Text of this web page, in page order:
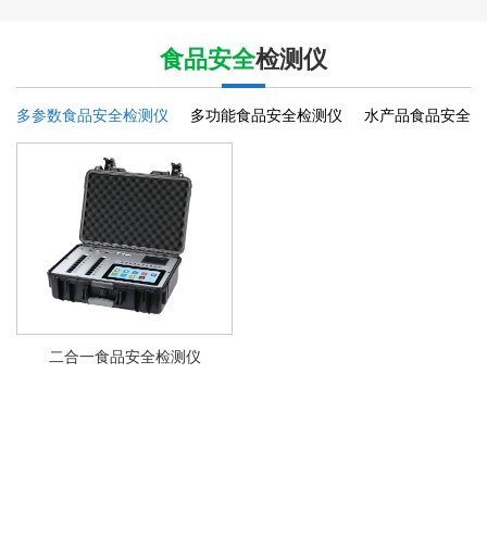
食品安全检测仪
多参数食品安全检测仪 多功能食品安全检测仪 水产品食品安全
二合一食品安全检测仪